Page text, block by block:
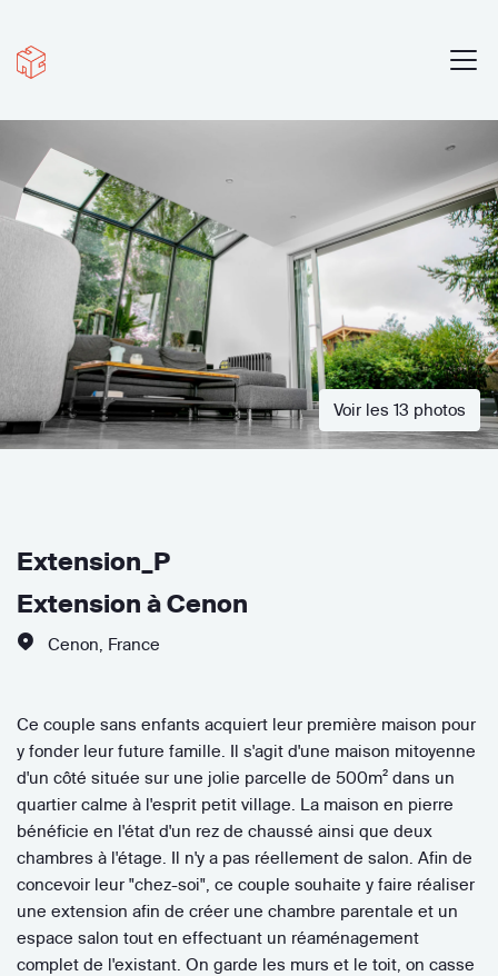
Voir les 13 photos
Extension_P
Extension à Cenon
Cenon France
Ce couple sans enfants acquiert leur première maison pour
y fonder leur future famille. Il s'agit d'une maison mitoyenne
d'un côté située sur une jolie parcelle de 500m² dans un
quartier calme à l'esprit petit village. La maison en pierre
bénéficie en l'état d'un rez de chaussé ainsi que deux
chambres à l'étage. Il n'y a pas réellement de salon. Afin de
concevoir leur "chez-soi", ce couple souhaite y faire réaliser
une extension afin de créer une chambre parentale et un
espace salon tout en effectuant un réaménagement
complet de l'existant. On garde les murs et le toit, on casse